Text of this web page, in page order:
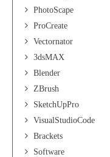
PhotoScape
ProCreate
Vectornator
3dsMAX
Blender
ZBrush
SketchUpPro
VisualStudioCode
Brackets
Software